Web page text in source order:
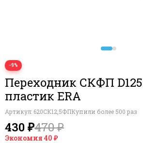
−9%
Переходник СКФП D125
пластик ERA
Артикул: 620СК12,5ФПКупили более 500 раз
430 ₽470 ₽
Экономия 40 ₽